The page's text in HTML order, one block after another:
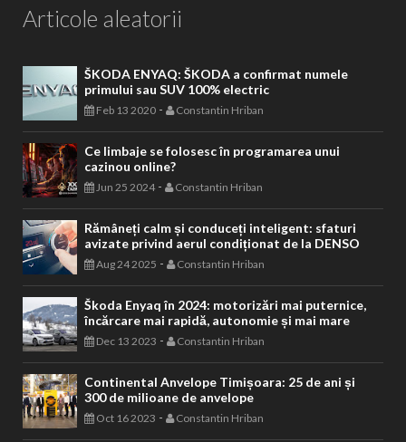
Articole aleatorii
ŠKODA ENYAQ: ŠKODA a confirmat numele
primului sau SUV 100% electric
Feb 13 2020 - Constantin Hriban
Ce limbaje se folosesc în programarea unui
cazinou online?
Jun 25 2024- Constantin Hriban
Rămâneți calm și conduceți inteligent: sfaturi
avizate privind aerul condiționat de la DENSO
Aug 24 2025 - Constantin Hriban
Škoda Enyaq în 2024: motorizări mai puternice,
încărcare mai rapidă, autonomie și mai mare
Dec 13 2023 - Constantin Hriban
Continental Anvelope Timișoara: 25 de ani și
300 de milioane de anvelope
Oct 16 2023 - Constantin Hriban